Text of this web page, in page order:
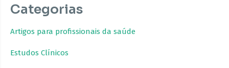
Categorias
Artigos para profissionais da saúde
Estudos Clínicos